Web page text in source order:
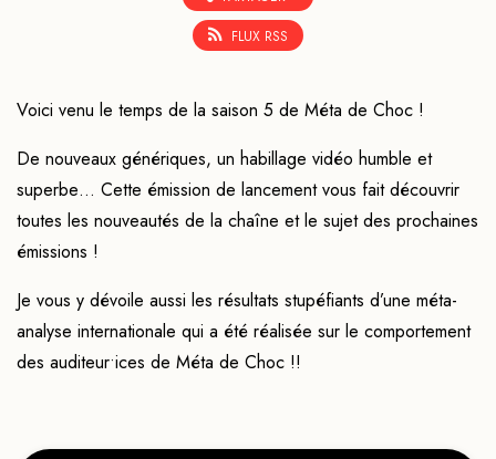
FLUX RSS
Voici venu le temps de la saison 5 de Méta de Choc !
De nouveaux génériques, un habillage vidéo humble et
superbe… Cette émission de lancement vous fait découvrir
toutes les nouveautés de la chaîne et le sujet des prochaines
émissions !
Je vous y dévoile aussi les résultats stupéfiants d’une méta-
analyse internationale qui a été réalisée sur le comportement
des auditeur•ices de Méta de Choc !!